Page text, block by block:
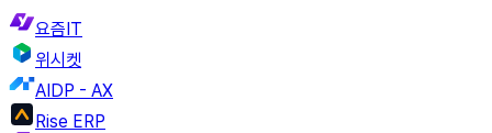
요즘IT
위시켓
AIDP - AX
Rise ERP